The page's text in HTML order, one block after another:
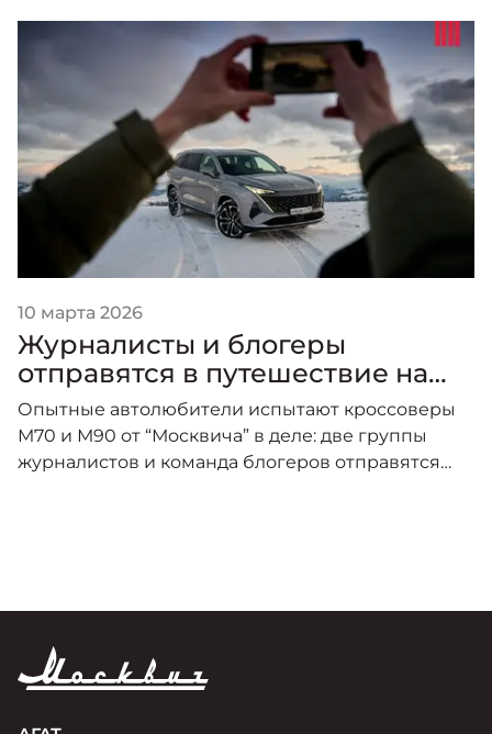
10 марта 2026
Журналисты и блогеры
отправятся в путешествие на
новых "Москвичах"
Опытные автолюбители испытают кроссоверы
М70 и М90 от “Москвича” в деле: две группы
журналистов и команда блогеров отправятся